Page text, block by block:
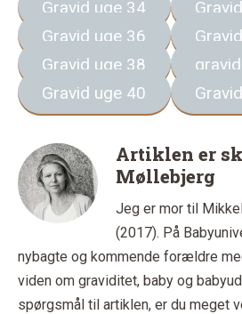
Gravid uge 34
Gravid uge 36
Gravid uge 38
Gravid uge 40
Artiklen er
Møllebjerg
Jeg er mor til
(2017). På
nybagte og kommende forældre
viden om graviditet, baby og
spørgsmål til artiklen, er du meget